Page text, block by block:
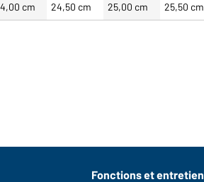
cm 24,50 cm 25,00 cm 25,50 cm
Fonctions et entretien